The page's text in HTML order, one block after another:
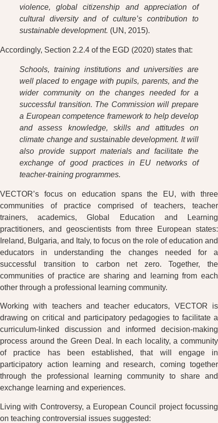
violence, global citizenship and appreciation of
cultural diversity and of culture’s contribution to
sustainable development. (UN, 2015).
Accordingly, Section 2.2.4 of the EGD (2020) states that:
Schools, training institutions and universities are
well placed to engage with pupils, parents, and the
wider community on the changes needed for a
successful transition. The Commission will prepare
a European competence framework to help develop
and assess knowledge, skills and attitudes on
climate change and sustainable development. It will
also provide support materials and facilitate the
exchange of good practices in EU networks of
teacher-training programmes.
VECTOR’s focus on education spans the EU, with three
communities of practice comprised of teachers, teacher
trainers, academics, Global Education and Learning
practitioners, and geoscientists from three European states:
Ireland, Bulgaria, and Italy, to focus on the role of education and
educators in understanding the changes needed for a
successful transition to carbon net zero. Together, the
communities of practice are sharing and learning from each
other through a professional learning community.
Working with teachers and teacher educators, VECTOR is
drawing on critical and participatory pedagogies to facilitate a
curriculum-linked discussion and informed decision-making
process around the Green Deal. In each locality, a community
of practice has been established, that will engage in
participatory action learning and research, coming together
through the professional learning community to share and
exchange learning and experiences.
Living with Controversy, a European Council project focussing
on teaching controversial issues suggested: